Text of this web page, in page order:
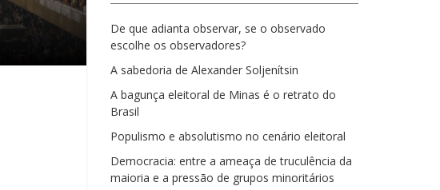
De que adianta observar, se o observado
escolhe os observadores?
A sabedoria de Alexander Soljenítsin
A bagunça eleitoral de Minas é o retrato do
Brasil
Populismo e absolutismo no cenário eleitoral
Democracia: entre a ameaça de truculência da
maioria e a pressão de grupos minoritários